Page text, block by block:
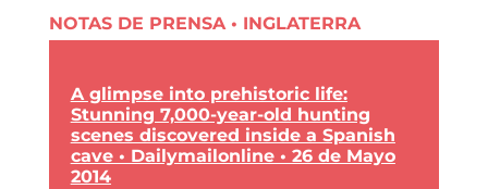
NOTAS DE PRENSA • INGLATERRA
A glimpse into prehistoric life:
Stunning 7,000-year-old hunting
scenes discovered inside a Spanish
cave • Dailymailonline • 26 de Mayo
2014